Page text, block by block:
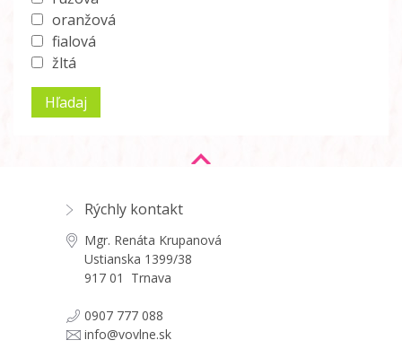
oranžová
fialová
žltá
Rýchly kontakt
Mgr. Renáta Krupanová
Ustianska 1399/38
917 01 Trnava
0907 777 088
info@vovlne.sk